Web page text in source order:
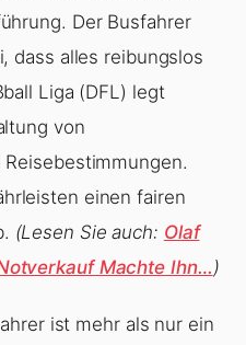
Der Busfahrer
dass alles reibungslos
Liga (DFL) legt
von
einen fairen
(Lesen Sie auch: Olaf
Machte Ihn…)
ist mehr als nur ein